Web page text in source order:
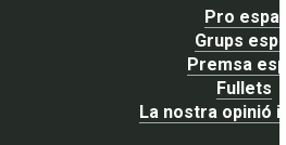
Pro espai
Grups espai
Premsa
Fullets
La nostra opinió